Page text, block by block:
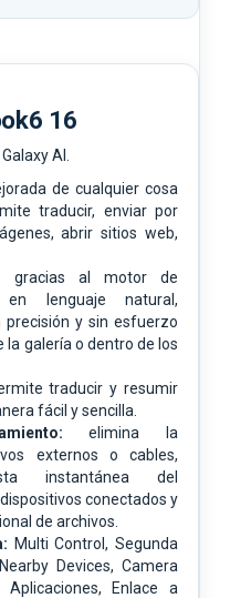
16
AI.
de cualquier cosa
traducir, enviar por
abrir sitios web,
gracias al motor de
en lenguaje natural,
y sin esfuerzo
galería o dentro de los
traducir y resumir
fácil y sencilla.
elimina la
externos o cables,
instantánea del
conectados y
de archivos.
Multi Control, Segunda
Devices, Camera
Enlace a